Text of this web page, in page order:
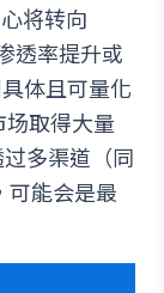
将转向
透率提升或
体且可量化
取得大量
多渠道（同
可能会是最